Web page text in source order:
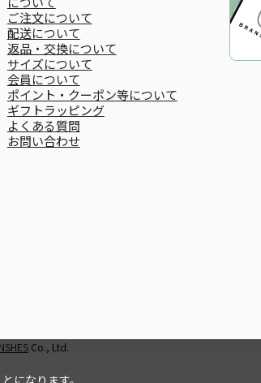
ご注文について
配送について
返品・交換について
サイズについて
会員について
ポイント・クーポン等について
ギフトラッピング
よくある質問
お問い合わせ
Co., Ltd.